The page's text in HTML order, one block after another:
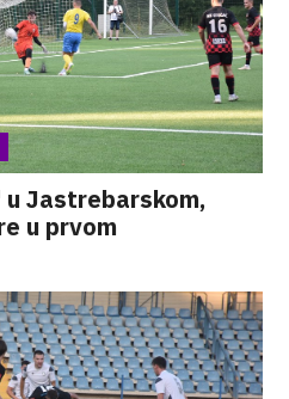
Jastrebarskom,
u prvom